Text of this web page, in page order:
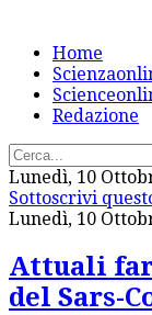
Home
Redazione
Lunedì, 10
Sottoscrivi
Lunedì, 10
Attuali
del Sars-